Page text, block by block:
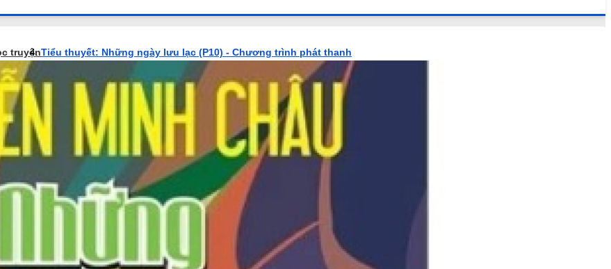
truyệnTiểu thuyết: Những ngày lưu lạc (P10) - Chương trình phát thanh